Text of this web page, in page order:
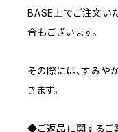
BASE上でご注文い
合もございます。
その際には、すみや
きます。
◆ご返品に関するご